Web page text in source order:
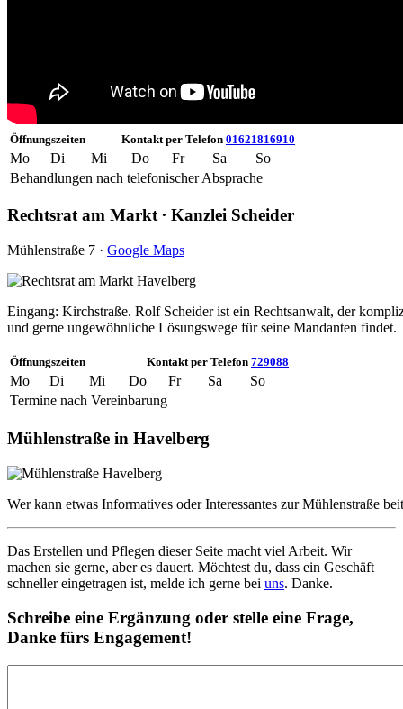
Öffnungszeiten Kontakt per Telefon 01621816910
Mo Di Mi Do Fr Sa
So
Behandlungen nach telefonischer Absprache
Rechtsrat am Markt ∙ Kanzlei Scheider
Mühlenstraße 7 · Google Maps
Eingang: Kirchstraße. Rolf Scheider ist ein Rechtsanwalt, der
und gerne ungewöhnliche Lösungswege für seine Mandanten findet.
Öffnungszeiten Kontakt per Telefon 729088
Mo Di Mi Do Fr Sa
So
Termine nach Vereinbarung
Mühlenstraße in Havelberg
Wer kann etwas Informatives oder Interessantes zur Mühlenstraße
Das Erstellen und Pflegen dieser Seite macht viel Arbeit. Wir
machen sie gerne, aber es dauert. Möchtest du, dass ein Geschäft
schneller eingetragen ist, melde ich gerne bei uns. Danke.
Schreibe eine Ergänzung oder stelle eine Frage,
Danke fürs Engagement!